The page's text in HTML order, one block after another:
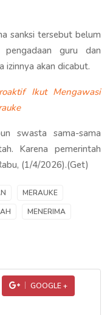
sanksi tersebut belum
pengadaan guru dan
izinnya akan dicabut.
Ikut Mengawasi
swasta sama-sama
Karena pemerintah
(1/4/2026).(Get)
MERAUKE
MENERIMA
GOOGLE +